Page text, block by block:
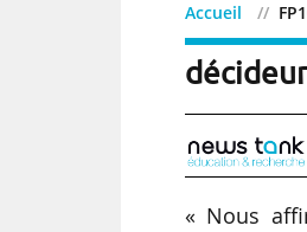
Accueil
FP10 :
« Nous